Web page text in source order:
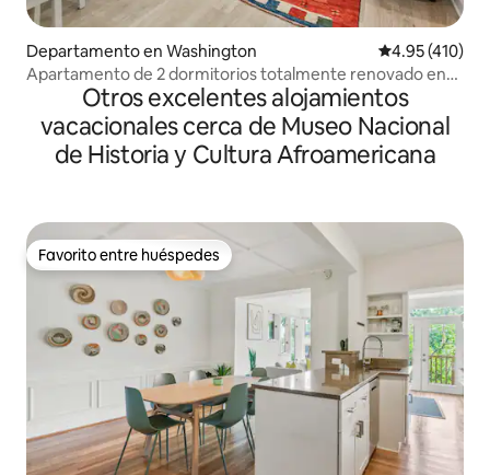
Departamento en Washington Calificación
4.95 (410)
Apartamento de 2 dormitorios totalmente renovado en
Logan CircleOtros excelentes alojamientos
vacacionales cerca de Museo Nacional
de Historia y Cultura Afroamericana
Favorito entre huéspedes
Favorito entre huéspedes